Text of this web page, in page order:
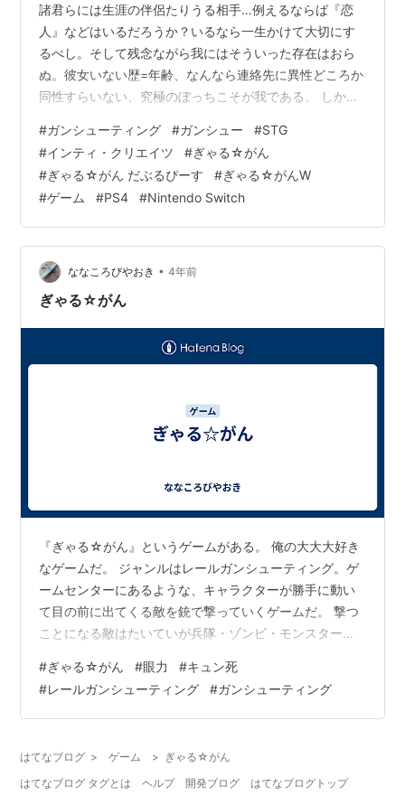
ぎゃる☆がん だぶるぴーす (通常
版) (早期購入特典「衣装DLC:破
れすぎた制服」 同梱)
リジナル衣装DLC:段ボール」 付
(2015年8月6日注文分まで) - PS
Vita
メディア:
Video Game
ぎゃる☆がん だぶるぴーす ＜
この商品を含むブログ (6件) を見る
DLC同梱) - PS4
メディア:Video Game
この商品を含むブログ (8件) を見る
ぎゃる☆がん だぶるぴーす (限定
衣装4種DLC:「くの一」「ミリタ
リー」「リボン」「ウェディング
【Amazon.co.jp限定】特典「オ
文分まで) - PS4
諸君らには生涯の伴侶たりうる相手…例えるならば『恋
人』などはいるだろうか？いるなら一生かけて大切にす
るべし。そして残念ながら我にはそういった存在はおら
ぬ。彼女いない歴=年齢、なんなら連絡先に異性どころか
同性すらいない、究極のぼっちこそが我である。 しかし
んの0.01%でもそういった存在と出会える可能性が期待
できるのであれば、我も『恋人を作りたい！』と躍起に
なっていたのであろうが、人間とは不思議なモノで確率
0%の全く見込みがないことを前にすると、一種の悟りを
開き微塵も欲しいとは思わなくなるものなのだ。 もっと
も、今は令和。婚姻率は右肩下がりで生涯…
#ガンシューティング #ガンシュー #STG
#インティ・クリエイツ #ぎゃる☆がん
#ぎゃる☆がん だぶるぴーす #ぎゃる☆がんW
#ゲーム #PS4 #Nintendo Switch
ななころびやおき • 4年前
ぎゃる☆がん
『ぎゃる☆がん』というゲームがある。 俺の大大大好き
なゲームだ。 ジャンルはレールガンシューティング。ゲ
ームセンターにあるような、キャラクターが勝手に動い
て目の前に出てくる敵を銃で撃っていくゲームだ。 撃つ
ことになる敵はたいていが兵隊・ゾンビ・モンスターな
い。 女の子の心を撃つ。眼力で。 眼力で女の子の心を撃
つことによって、撃たれた女の子はキュンとなってその
場に倒れる......。そういうバカゲーである。 このゲーム
の要素を上手に融合していることだ。特に二作目の『ぎ
ゃる☆がん だぶるぴーす』は…
#ぎゃる☆がん #眼力 #キュン死
#レールガンシューティング #ガンシューティング
はてなブログ > ゲーム > ぎゃる☆がん
はてなブログ タグとは
ヘルプ 開発ブログ はてなブログトップ